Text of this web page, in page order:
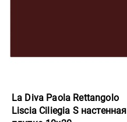
La Diva Paola Rettangolo
Liscia Ciliegia S настенная